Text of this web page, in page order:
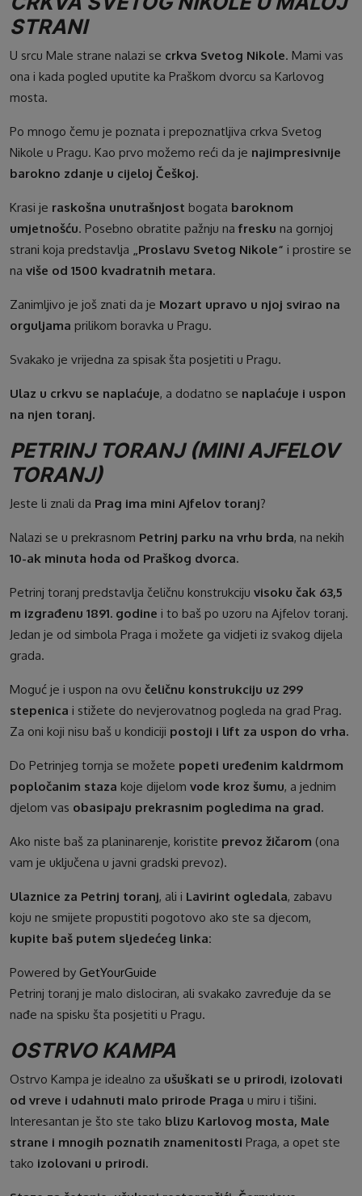
STRANI
U srcu Male strane nalazi se crkva Svetog Nikole. Mami vas
ona i kada pogled uputite ka Praškom dvorcu sa Karlovog
mosta.
Po mnogo čemu je poznata i prepoznatljiva crkva Svetog
Nikole u Pragu. Kao prvo možemo reći da je najimpresivnije
barokno zdanje u cijeloj Češkoj.
Krasi je raskošna unutrašnjost bogata baroknom
umjetnošću. Posebno obratite pažnju na fresku na gornjoj
strani koja predstavlja
„Proslavu Svetog Nikole“ i prostire se
na više od 1500 kvadratnih metara.
Zanimljivo je još znati da je Mozart upravo u njoj svirao na
orguljama prilikom boravka u Pragu.
Svakako je vrijedna za spisak šta posjetiti u Pragu.
Ulaz u crkvu se naplaćuje, a dodatno se naplaćuje i uspon
na njen toranj.
PETRINJ TORANJ (MINI AJFELOV
TORANJ)
Jeste li znali da Prag ima mini Ajfelov toranj?
Nalazi se u prekrasnom Petrinj parku na vrhu brda, na nekih
10-ak minuta hoda od Praškog dvorca.
Petrinj toranj predstavlja čeličnu konstrukciju visoku čak 63,5
m izgrađenu 1891. godine i to baš po uzoru na Ajfelov toranj.
Jedan je od simbola Praga i možete ga vidjeti iz svakog dijela
grada.
Moguć je i uspon na ovu čeličnu konstrukciju uz 299
stepenica i stižete do nevjerovatnog pogleda na grad Prag.
Za oni koji nisu baš u kondiciji postoji i lift za uspon do vrha.
Do Petrinjeg tornja se možete popeti uređenim kaldrmom
popločanim staza koje dijelom vode kroz šumu, a jednim
djelom vas obasipaju prekrasnim pogledima na grad.
Ako niste baš za planinarenje, koristite prevoz žičarom (ona
vam je uključena u javni gradski prevoz).
Ulaznice za Petrinj toranj, ali i Lavirint ogledala, zabavu
koju ne smijete propustiti pogotovo ako ste sa djecom,
kupite baš putem sljedećeg linka:
Powered by GetYourGuide
Petrinj toranj je malo dislociran, ali svakako zavređuje da se
nađe na spisku šta posjetiti u Pragu.
OSTRVO KAMPA
Ostrvo Kampa je idealno za ušuškati se u prirodi, izolovati
od vreve i udahnuti malo prirode Praga u miru i tišini.
Interesantan je što ste tako blizu Karlovog mosta, Male
strane i mnogih poznatih znamenitosti Praga, a opet ste
tako izolovani u prirodi.